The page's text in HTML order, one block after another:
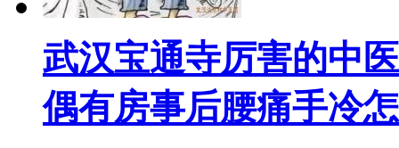
武汉宝通寺厉害的中
偶有房事后腰痛手冷怎